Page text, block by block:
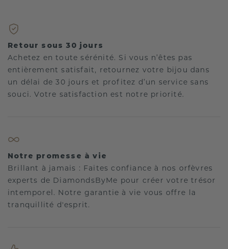
Retour sous 30 jours
Achetez en toute sérénité. Si vous n’êtes pas
entièrement satisfait, retournez votre bijou dans
un délai de 30 jours et profitez d’un service sans
souci. Votre satisfaction est notre priorité.
Notre promesse à vie
Brillant à jamais : Faites confiance à nos orfèvres
experts de DiamondsByMe pour créer votre trésor
intemporel. Notre garantie à vie vous offre la
tranquillité d'esprit.